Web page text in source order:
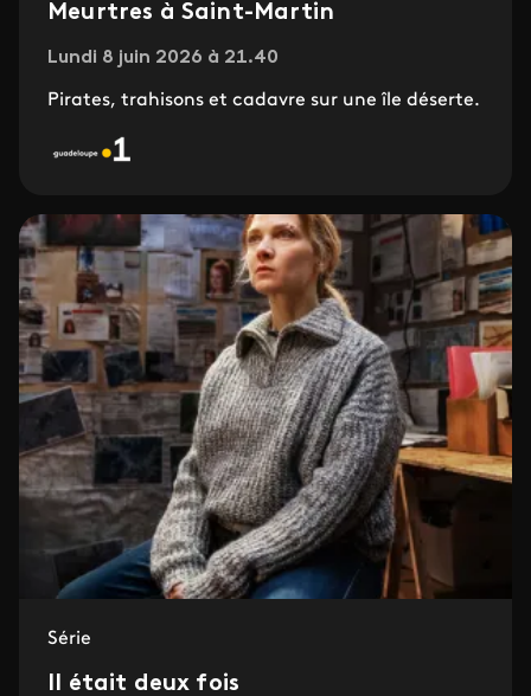
Meurtres à Saint-Martin
Lundi 8 juin 2026 à 21.40
Pirates, trahisons et cadavre sur une île déserte.
Série
Il était deux fois